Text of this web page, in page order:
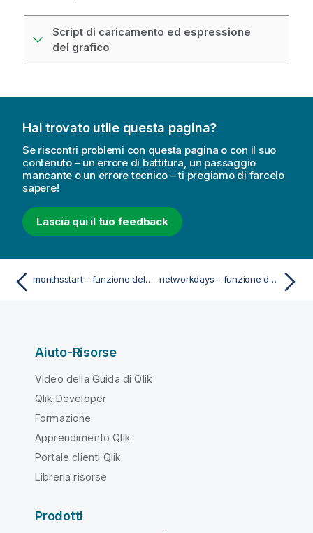
Script di caricamento ed espressione
del grafico
Hai trovato utile questa pagina?
Se riscontri problemi con questa pagina o con il suo
contenuto – un errore di battitura, un passaggio
mancante o un errore tecnico – ti pregiamo di farcelo
sapere!
Lascia qui il tuo feedback
monthsstart - funzione dello script e del grafico networkdays - funzione dello script e del grafico
Aiuto-Risorse
Video della Guida di Qlik
Qlik Developer
Formazione
Apprendimento Qlik
Portale clienti Qlik
Libreria risorse
Prodotti